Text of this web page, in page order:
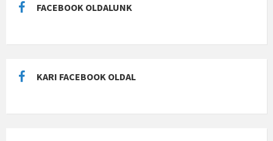
FACEBOOK OLDALUNK
KARI FACEBOOK OLDAL